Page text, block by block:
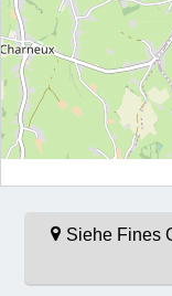
Siehe Fines